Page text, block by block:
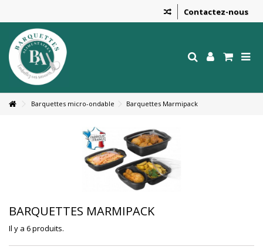
Contactez-nous
Barquettes micro-ondable Barquettes Marmipack
BARQUETTES MARMIPACK
Il y a 6 produits.